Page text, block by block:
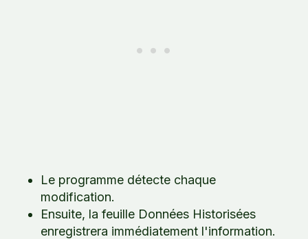
Le programme détecte chaque
modification.
Ensuite, la feuille Données Historisées
enregistrera immédiatement l'information.